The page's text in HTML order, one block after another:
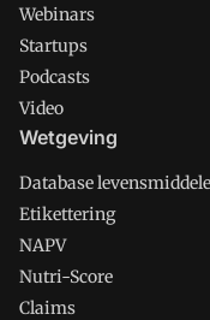
Webinars
Startups
Podcasts
Video
Wetgeving
Database
Etikettering
NAPV
Nutri-Score
Claims